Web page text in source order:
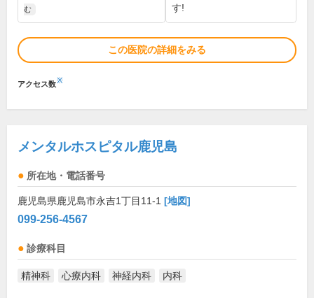
む
す!
この医院の詳細をみる
アクセス数※
メンタルホスピタル鹿児島
所在地・電話番号
鹿児島県鹿児島市永吉1丁目11-1 [地図]
099-256-4567
診療科目
精神科 心療内科 神経内科 内科